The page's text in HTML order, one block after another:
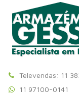
Televendas: 11
11 97100-0141